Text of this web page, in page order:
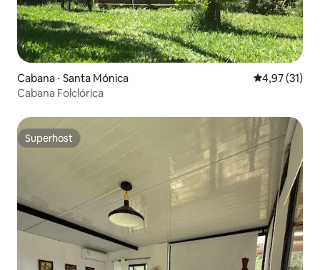
Cabana ⋅ Santa Mónica 4,97 de uma
4,97 (31)
Cabana Folclórica
Superhost
Superhost